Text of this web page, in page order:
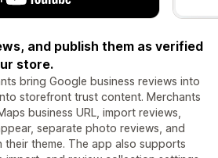
and publish them as verified
store.
bring Google business reviews into
storefront trust content. Merchants
business URL, import reviews,
separate photo reviews, and
theme. The app also supports